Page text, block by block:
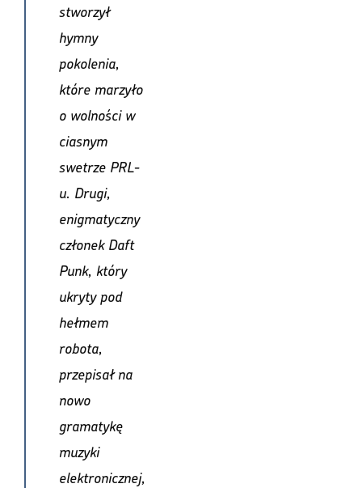
stworzył
hymny
pokolenia,
które marzyło
o wolności w
ciasnym
swetrze PRL-
u. Drugi,
enigmatyczny
członek Daft
Punk, który
ukryty pod
hełmem
robota,
przepisał na
nowo
gramatykę
muzyki
elektronicznej,